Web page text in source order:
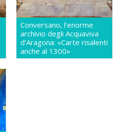
Conversano, l'enorme
archivio degli Acquaviva
d'Aragona: «Carte risalenti
anche al 1300»